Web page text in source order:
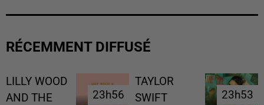
RÉCEMMENT DIFFUSÉ
LILLY WOOD
AND THE
23h56
23h56
TAYLOR
SWIFT
23h53
23h53